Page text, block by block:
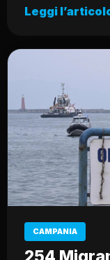
Leggi
CAMPANIA